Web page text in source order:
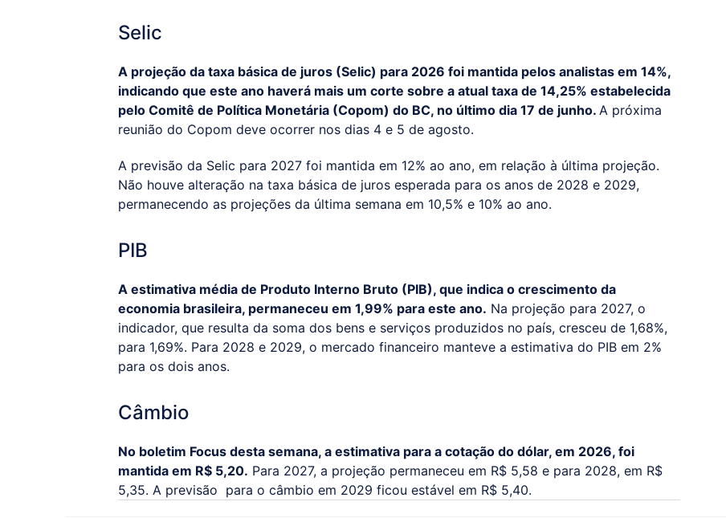
Selic
A projeção da taxa básica de juros (Selic) para 2026 foi mantida pelos analistas em 14%,
indicando que este ano haverá mais um corte sobre a atual taxa de 14,25% estabelecida
pelo Comitê de Política Monetária (Copom) do BC, no último dia 17 de junho. A próxima
reunião do Copom deve ocorrer nos dias 4 e 5 de agosto.
A previsão da Selic para 2027 foi mantida em 12% ao ano, em relação à última projeção.
Não houve alteração na taxa básica de juros esperada para os anos de 2028 e 2029,
permanecendo as projeções da última semana em 10,5% e 10% ao ano.
PIB
A estimativa média de Produto Interno Bruto (PIB), que indica o crescimento da
economia brasileira, permaneceu em 1,99% para este ano. Na projeção para 2027, o
indicador, que resulta da soma dos bens e serviços produzidos no país, cresceu de 1,68%,
para 1,69%. Para 2028 e 2029, o mercado financeiro manteve a estimativa do PIB em 2%
para os dois anos.
Câmbio
No boletim Focus desta semana, a estimativa para a cotação do dólar, em 2026, foi
mantida em R$ 5,20. Para 2027, a projeção permaneceu em R$ 5,58 e para 2028, em R$
5,35. A previsão para o câmbio em 2029 ficou estável em R$ 5,40.